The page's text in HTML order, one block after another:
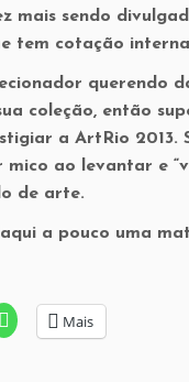
mais sendo
tem cotação
querendo
coleção, então
a ArtRio 2013.
ao levantar e
de arte.
a pouco uma
Mais